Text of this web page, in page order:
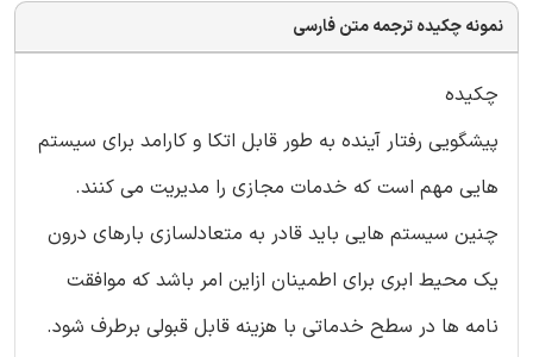
نمونه چکیده ترجمه متن فارسی
چکیده
پیشگویی رفتار آینده به طور قابل اتکا و کارامد برای سیستم
هایی مهم است که خدمات مجازی را مدیریت می کنند.
چنین سیستم هایی باید قادر به متعادلسازی بارهای درون
یک محیط ابری برای اطمینان ازاین امر باشد که موافقت
نامه ها در سطح خدماتی با هزینه قابل قبولی برطرف شود.